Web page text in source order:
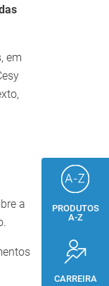
PRODUTOS
A-Z
CARREIRA
em
a